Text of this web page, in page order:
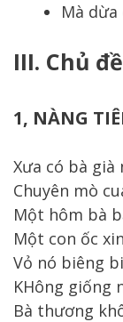
Mà
III. Chủ
1, NÀNG
Xưa có bà già
Chuyên mò
Một hôm bà
Một con ốc
Vỏ nó biêng
KHông giống
Bà thương